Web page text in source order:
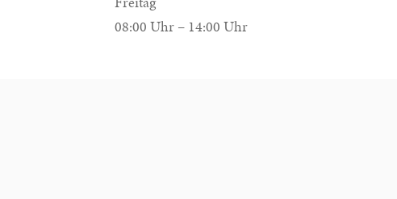
08:00 Uhr – 14:00 Uhr